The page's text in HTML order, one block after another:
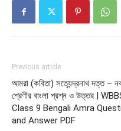
Previous article
আমরা (কবিতা) সত্যেন্দ্রনাথ দত্ত –
শ্রেণীর বাংলা প্রশ্ন ও উত্তর |
Class 9 Bengali Amra
and Answer PDF